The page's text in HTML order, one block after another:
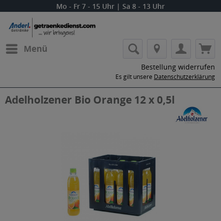
Mo - Fr 7 - 15 Uhr | Sa 8 - 13 Uhr
Menü
Bestellung widerrufen
Es gilt unsere Datenschutzerklärung
Adelholzener Bio Orange 12 x 0,5l